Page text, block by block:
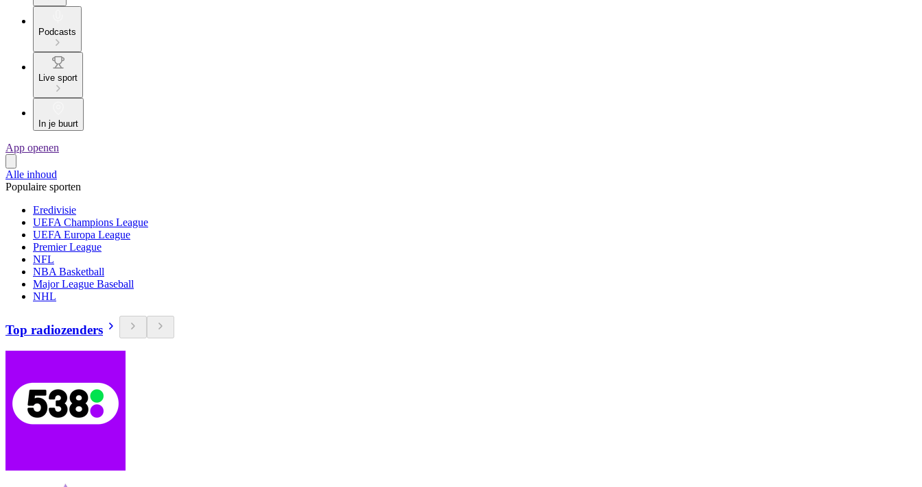
Podcasts
Live sport
In je buurt
App openen
Alle inhoud
Populaire sporten
Eredivisie
UEFA Champions League
UEFA Europa League
Premier League
NFL
NBA Basketball
Major League Baseball
NHL
Top radiozenders